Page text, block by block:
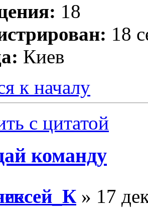
18
18
Киев
к началу
с цитатой
команду
» 17